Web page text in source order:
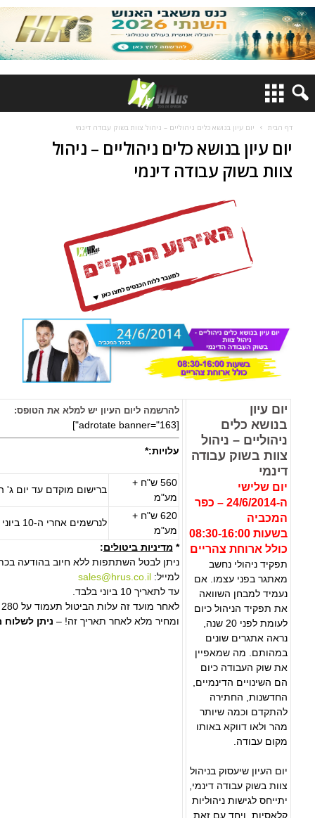
דף הבית יום עיון בנושא כלים ניהוליים – ניהול צוות בשוק עבודה דינמי
יום עיון בנושא כלים ניהוליים – ניהול
צוות בשוק עבודה דינמי
יום עיון
בנושא כלים
ניהוליים – ניהול
צוות בשוק עבודה
דינמי
יום שלישי
ה-24/6/2014 – כפר
המכביה
בשעות 08:30-16:00
כולל ארוחת צהריים
תפקיד ניהולי נחשב
מאתגר בפני עצמו. אם
נעמיד למבחן השוואה
את תפקיד הניהול כיום
לעומת לפני 20 שנה,
נראה אתגרים שונים
במהותם. מה שמאפיין
את שוק העבודה כיום
הם השינויים הדינמיים,
החדשנות, החתירה
להתקדם וכמה שיותר
מהר ולאו דווקא באותו
מקום עבודה.
יום העיון שיעסוק בניהול
צוות בשוק עבודה דינמי,
יתייחס לגישות ניהוליות
קלאסיות, ויחד עם זאת
להרשמה ליום העיון יש למלא את הטופס:
[adrotate banner="163"]
עלויות:*
560 ש"ח +
מע"מ
ברישום מוקדם עד יום ג' ה-10
620 ש"ח +
מע"מ
לנרשמים אחרי ה-10 ביוני
* מדיניות ביטולים:
ניתן לבטל השתתפות ללא חיוב בהודעה
למייל:sales@hrus.co.il
עד לתאריך 10 ביוני בלבד.
ומחיר מלא לאחר תאריך זה! – ניתן